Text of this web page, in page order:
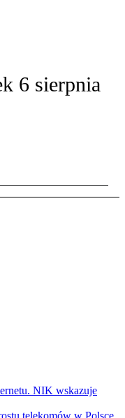
6 sierpnia
NIK wskazuje
telekomów w Polsce